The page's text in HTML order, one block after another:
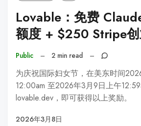
Lovable：免费
额度 + $250 Stripe
Public – 2 min read –
为庆祝国际妇女节，在美东时间
12:00am 至2026年3月9日上午
lovable.dev，即可获得以上奖励。
2026年3月8日